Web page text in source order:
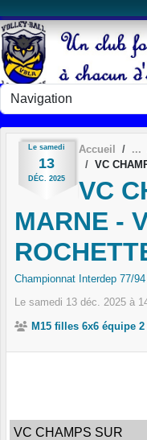
Le samedi
13
DÉC. 2025
Accueil
VC
VC
MARNE -
Championnat Interdep 77/
Le samedi 13 déc. 2025 à
M15 filles 6x6 équipe 2
VC CHAMPS SUR